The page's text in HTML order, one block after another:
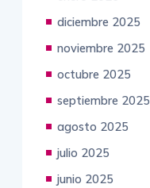
diciembre 2025
noviembre 2025
octubre 2025
septiembre 2025
agosto 2025
julio 2025
junio 2025